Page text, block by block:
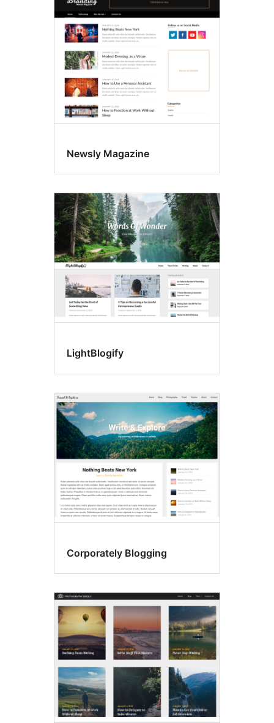
Newsly Magazine
LightBlogify
Corporately Blogging